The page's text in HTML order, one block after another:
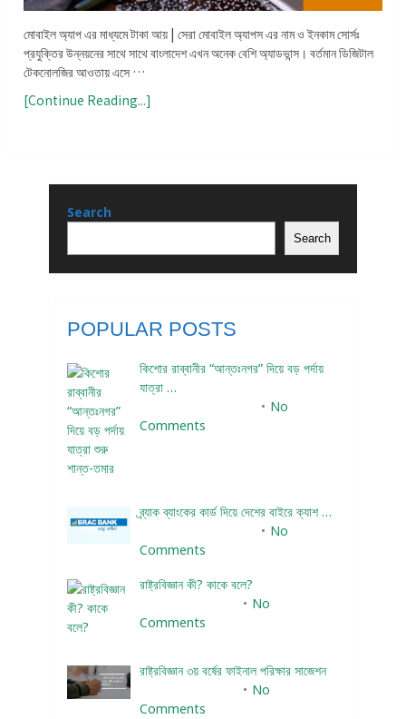
মোবাইল অ্যাপ এর মাধ্যমে টাকা আয় | সেরা মোবাইল অ্যাপস এর নাম ও ইনকাম সোর্সঃ
প্রযুক্তির উন্নয়নের সাথে সাথে বাংলাদেশ এখন অনেক বেশি অ্যাডভান্স। বর্তমান ডিজিটাল
টেকনোলজির আওতায় এসে …
[Continue Reading...]
Search
Search
POPULAR POSTS
কিশোর রাব্বানীর “আন্তঃনগর” দিয়ে বড় পর্দায়
যাত্রা …
No
Comments
ব্র্যাক ব্যাংকের কার্ড দিয়ে দেশের বাইরে ক্যাশ …
No
Comments
রাষ্ট্রবিজ্ঞান কী? কাকে বলে?
No
Comments
রাষ্ট্রবিজ্ঞান ৩য় বর্ষের ফাইনাল পরিক্ষার সাজেশন
No
Comments